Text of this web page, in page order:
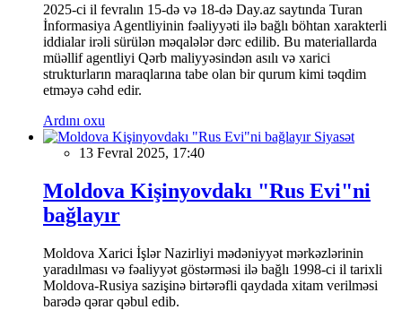
2025-ci il fevralın 15-də və 18-də Day.az saytında Turan
İnformasiya Agentliyinin fəaliyyəti ilə bağlı böhtan xarakterli
iddialar irəli sürülən məqalələr dərc edilib. Bu materiallarda
müəllif agentliyi Qərb maliyyəsindən asılı və xarici
strukturların maraqlarına tabe olan bir qurum kimi təqdim
etməyə cəhd edir.
Ardını oxu
Siyasət
13 Fevral 2025, 17:40
Moldova Kişinyovdakı "Rus Evi"ni
bağlayır
Moldova Xarici İşlər Nazirliyi mədəniyyət mərkəzlərinin
yaradılması və fəaliyyət göstərməsi ilə bağlı 1998-ci il tarixli
Moldova-Rusiya sazişinə birtərəfli qaydada xitam verilməsi
barədə qərar qəbul edib.